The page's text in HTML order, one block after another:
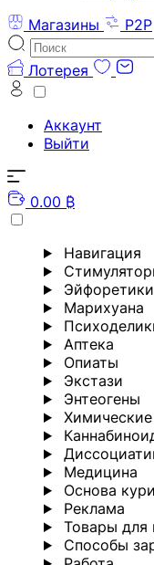
Магазины
P2P
Лотерея
Аккаунт
Выйти
0.00 ₿
Навигация
Эйфоретики
Марихуана
Аптека
Опиаты
Экстази
Энтеогены
Медицина
Основа
Реклама
Товары для
Способы